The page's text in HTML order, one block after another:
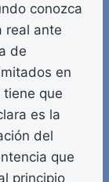
conozca
real ante
de
en
que
es la
del
que
principio